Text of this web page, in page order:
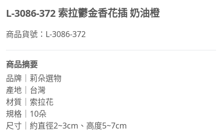
L-3086-372 索拉鬱金香花插 奶油橙
商品貨號：L-3086-372
商品摘要
品牌｜莉朵選物
產地｜台灣
材質｜索拉花
規格｜10朵
尺寸｜約直徑2~3cm、高度5~7cm